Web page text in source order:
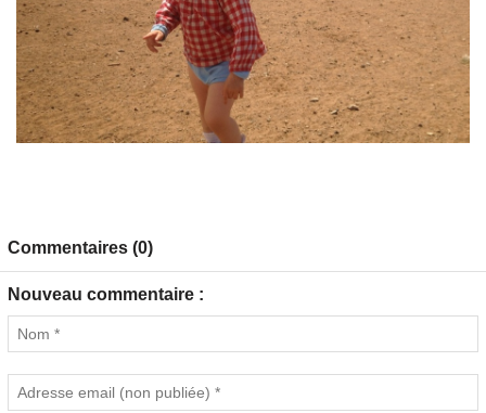
Commentaires (0)
Nouveau commentaire :